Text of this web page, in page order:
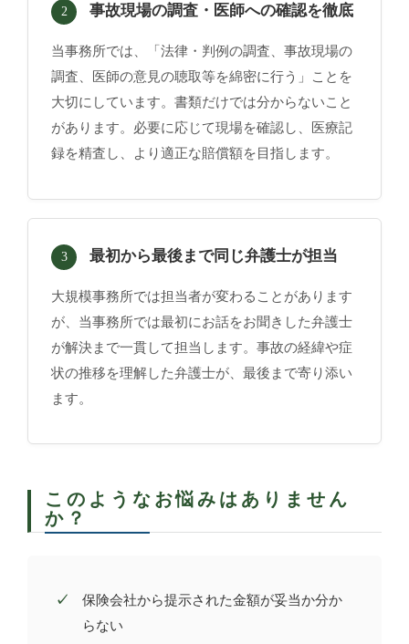
2 事故現場の調査・医師への確認を徹底
当事務所では、「法律・判例の調査、事故現場の
調査、医師の意見の聴取等を綿密に行う」ことを
大切にしています。書類だけでは分からないこと
があります。必要に応じて現場を確認し、医療記
録を精査し、より適正な賠償額を目指します。
3 最初から最後まで同じ弁護士が担当
大規模事務所では担当者が変わることがあります
が、当事務所では最初にお話をお聞きした弁護士
が解決まで一貫して担当します。事故の経緯や症
状の推移を理解した弁護士が、最後まで寄り添い
ます。
このようなお悩みはありません
か？
保険会社から提示された金額が妥当か分か
らない